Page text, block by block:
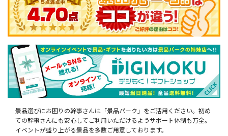
景品選びにお困りの幹事さんは「景品パーク」をご活用ください。初め
ての幹事さんにも安心してご利用いただけるようサポート体制も万全。
イベントが盛り上がる景品を多数ご用意しております。